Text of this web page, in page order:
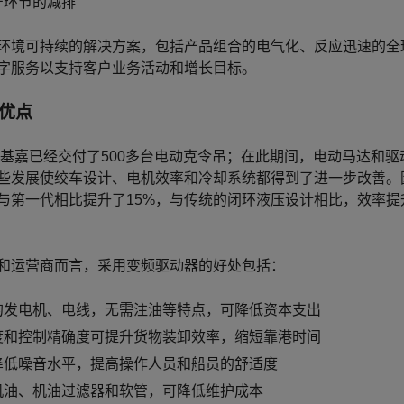
境可持续的解决方案，包括产品组合的电气化、反应迅速的
服务以支持客户业务活动和增长目标。
点
嘉已经交付了500多台电动克令吊；在此期间，电动马达和
发展使绞车设计、电机效率和冷却系统都得到了进一步改善
第一代相比提升了15%，与传统的闭环液压设计相比，效率
运营商而言，采用变频驱动器的好处包括：
电机、电线，无需注油等特点，可降低资本支出
控制精确度可提升货物装卸效率，缩短靠港时间
噪音水平，提高操作人员和船员的舒适度
、机油过滤器和软管，可降低维护成本